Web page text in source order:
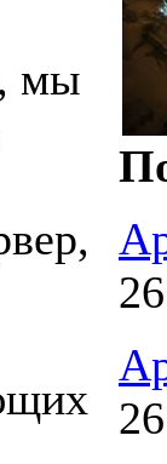
мы